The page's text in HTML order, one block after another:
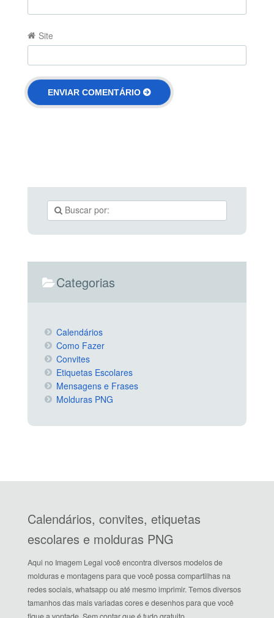
Site
Categorias
Calendários
Como Fazer
Convites
Etiquetas Escolares
Mensagens e Frases
Molduras PNG
Calendários, convites, etiquetas
escolares e molduras PNG
Aqui no Imagem Legal você encontra diversos modelos de
molduras e montagens para que você possa compartilhas na
redes sociais, whatsapp ou até mesmo imprimir. Temos diversos
tamanhos das mais variadas cores e desenhos para que você